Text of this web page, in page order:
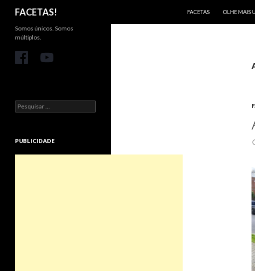
FACETAS!
FACETAS
OLHE MAIS
Somos únicos. Somos
múltiplos.
Pesquisar
por:
PUBLICIDADE